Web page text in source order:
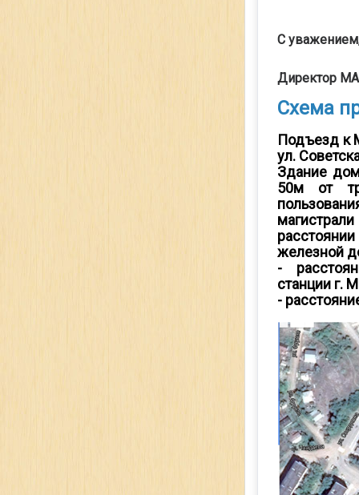
С
Директор
Схема
Подъезд к
ул.
Здание
50м от
железной
-
станции г.
-